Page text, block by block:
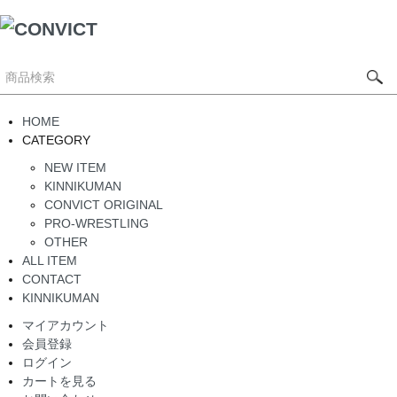
HOME
CATEGORY
NEW ITEM
KINNIKUMAN
CONVICT ORIGINAL
PRO-WRESTLING
OTHER
ALL ITEM
CONTACT
KINNIKUMAN
マイアカウント
会員登録
ログイン
カートを見る